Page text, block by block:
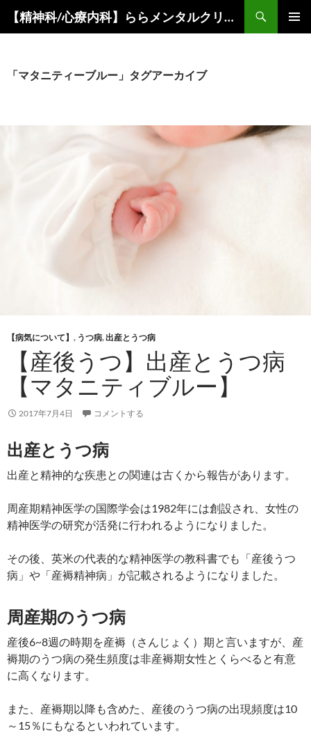
キ
【精神科/心療内科】ららメンタルクリニック
「マタニティーブルー」タグアーカイブ
【病気について】 , うつ病,出産とうつ病
【産後うつ】出産とうつ病
【マタニティブルー】
2017年7月4日 コメントする
出産とうつ病
出産と精神的な疾患との関連は古くから報告があります。
周産期精神医学の国際学会は1982年には創設され、女性の
精神医学の研究が活発に行われるようになりました。
その後、英米の代表的な精神医学の教科書でも「産後うつ
病」や「産褥精神病」が記載されるようになりました。
周産期のうつ病
産後6~8週の時期を産褥（さんじょく）期と言いますが、産
褥期のうつ病の発生頻度は非産褥期女性とくらべると有意
に高くなります。
また、産褥期以降も含めた、産後のうつ病の出現頻度は10
～15％にもなるといわれています。